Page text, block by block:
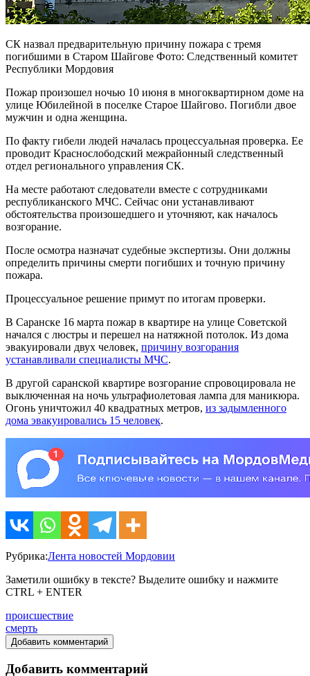
СК назвал предварительную причину пожара с тремя
погибшими в Старом Шайгове Фото: Следственный комитет
Республики Мордовия
Пожар произошел ночью 10 июня в многоквартирном доме на
улице Юбилейной в поселке Старое Шайгово. Погибли двое
мужчин и одна женщина.
По факту гибели людей началась процессуальная проверка. Ее
проводит Краснослободский межрайонный следственный
отдел регионального управления СК.
На месте работают следователи вместе с сотрудниками
республиканского МЧС. Сейчас они устанавливают
обстоятельства произошедшего и уточняют, как началось
возгорание.
После осмотра назначат судебные экспертизы. Они должны
определить причины смерти погибших и точную причину
пожара.
Процессуальное решение примут по итогам проверки.
В Саранске 16 марта пожар в квартире на улице Советской
начался с люстры и перешел на натяжной потолок. Из дома
эвакуировали двух человек, причину возгорания
устанавливали специалисты МЧС.
В другой саранской квартире возгорание спровоцировала не
выключенная на ночь ультрафиолетовая лампа для маникюра.
Огонь уничтожил 40 квадратных метров, из задымленного
дома эвакуировались 15 человек.
Рубрика:Лента новостей Мордовии
Заметили ошибку в тексте? Выделите ошибку и нажмите
CTRL + ENTER
происшествие
смерть
Добавить комментарий
Добавить комментарий